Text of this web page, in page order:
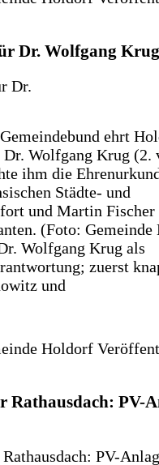
Dr. Wolfgang Krug
ehrt
Wolfgang Krug (2.
ihm die
Städte- und
und Martin Fischer
(Foto:
Wolfgang Krug als
zuerst
und
Holdorf
Rathausdach: PV-